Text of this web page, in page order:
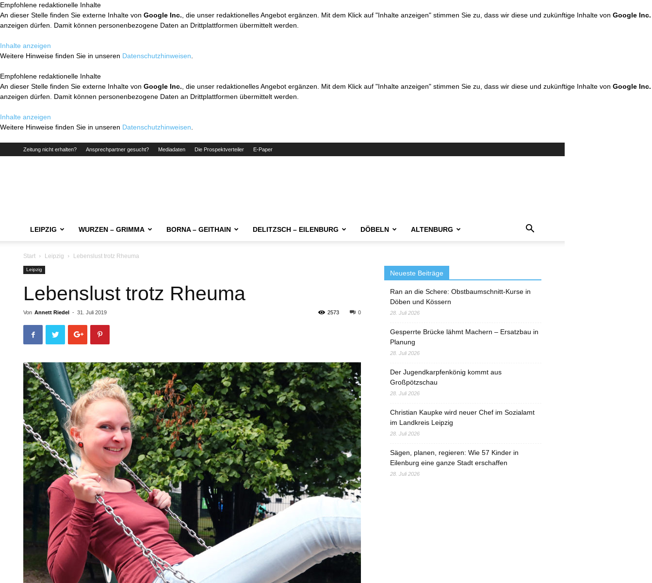
Empfohlene redaktionelle Inhalte
An dieser Stelle finden Sie externe Inhalte von Google Inc. , die unser redaktionelles Angebot ergänzen. Mit dem Klick auf "Inhalte anzeigen" stimmen Sie zu, dass wir diese und zukünftige Inhalte von Google Inc.
anzeigen dürfen. Damit können personenbezogene Daten an Drittplattformen übermittelt werden.
Inhalte anzeigen
Weitere Hinweise finden Sie in unseren Datenschutzhinweisen
Empfohlene redaktionelle Inhalte
An dieser Stelle finden Sie externe Inhalte von Google Inc. , die unser redaktionelles Angebot ergänzen. Mit dem Klick auf "Inhalte anzeigen" stimmen Sie zu, dass wir diese und zukünftige Inhalte von Google Inc.
anzeigen dürfen. Damit können personenbezogene Daten an Drittplattformen übermittelt werden.
Inhalte anzeigen
Weitere Hinweise finden Sie in unseren Datenschutzhinweisen
Zeitung nicht erhalten? Ansprechpartner gesucht? Mediadaten Die Prospektverteiler E-Paper
LEIPZIG WURZEN – GRIMMA BORNA – GEITHAIN DELITZSCH – EILENBURG DÖBELN ALTENBURG
Start Leipzig Lebenslust trotz Rheuma
Leipzig
Lebenslust trotz Rheuma
Von Annett Riedel - 31. Juli 2019 0
2573
Neueste Beiträge
Ran an die Schere: Obstbaumschnitt-Kurse in
Döben und Kössern
28. Juli 2026
Gesperrte Brücke lähmt Machern – Ersatzbau in
Planung
28. Juli 2026
Der Jugendkarpfenkönig kommt aus
Großpötzschau
28. Juli 2026
Christian Kaupke wird neuer Chef im Sozialamt
im Landkreis Leipzig
28. Juli 2026
Sägen, planen, regieren: Wie 57 Kinder in
Eilenburg eine ganze Stadt erschaffen
28. Juli 2026